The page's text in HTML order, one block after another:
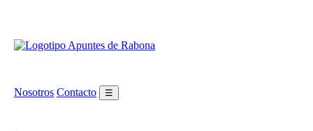
Nosotros Contacto ☰